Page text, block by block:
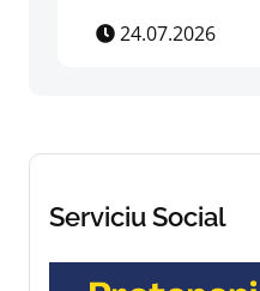
24.07.2026
Serviciu Social